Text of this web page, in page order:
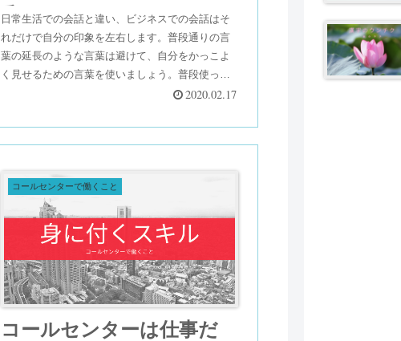
る
日常生活での会話と違い、ビジネスでの会話はそ
れだけで自分の印象を左右します。普段通りの言
葉の延長のような言葉は避けて、自分をかっこよ
く見せるための言葉を使いましょう。普段使って
いる言葉をどのようにビジネス言葉として言い換
2020.02.17
コールセンターで働くこと
コールセンターは仕事だ